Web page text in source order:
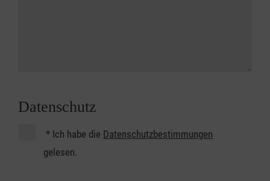
Datenschutz
* Ich habe die Datenschutzbestimmungen
gelesen.